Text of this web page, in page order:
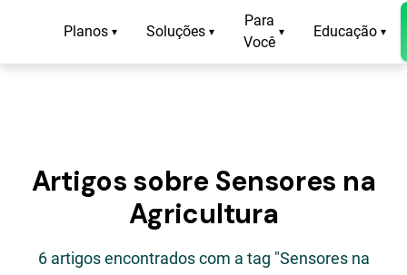
Planos ▾ Soluções ▾
Para
Você
▾ Educação ▾
Artigos sobre Sensores na
Agricultura
6 artigos encontrados com a tag "Sensores na